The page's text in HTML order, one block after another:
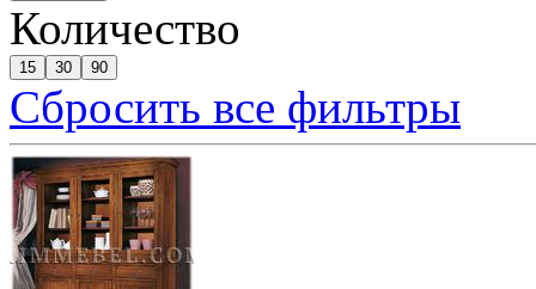
Количество
15 30 90
Сбросить все фильтры